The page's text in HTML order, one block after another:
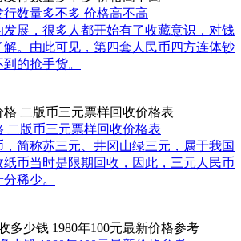
数量多不多 价格高不高
，很多人都开始有了收藏意识，对钱
。由此可见，第四套人民币四方连体钞
的抢手货。
二版币三元票样回收价格表
简称苏三元、井冈山绿三元，属于我国
币当时是限期回收，因此，三元人民币
稀少。